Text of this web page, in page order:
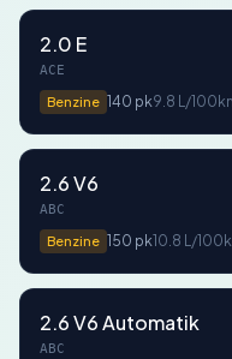
2.0 E
ACE
Benzine 140 pk9.8 L/
2.6 V6
ABC
Benzine 150 pk10.8 L/
2.6 V6 Automatik
ABC